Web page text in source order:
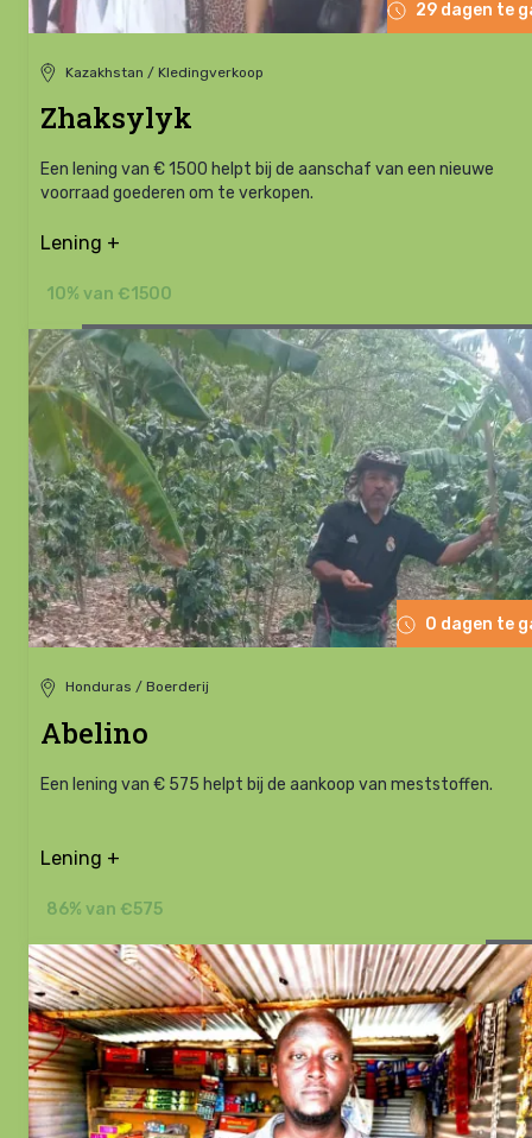
29 dagen te
Kazakhstan / Kledingverkoop
Zhaksylyk
Een lening van € 1500 helpt bij de aanschaf van een nieuwe
voorraad goederen om te verkopen.
Lening +
10% van €1500
0 dagen te
Honduras / Boerderij
Abelino
Een lening van € 575 helpt bij de aankoop van meststoffen.
Lening +
86% van €575